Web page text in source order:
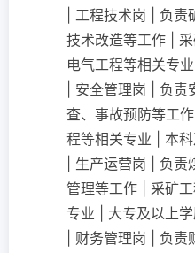
| 工程技术岗 | 负责
技术改造等工作 | 采
电气工程等相关专
| 安全管理岗 | 负
查、事故预防等工
程等相关专业 | 本科
| 生产运营岗 | 负
管理等工作 | 采矿
专业 | 大专及以上学
| 财务管理岗 | 负责